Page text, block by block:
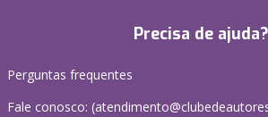
Precisa de ajuda?
Perguntas frequentes
Fale conosco: